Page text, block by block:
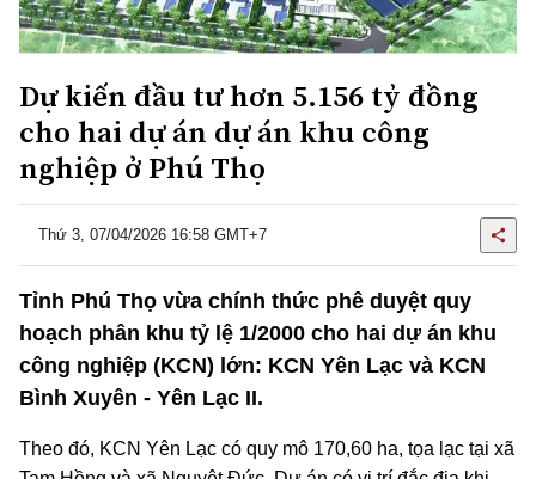
Dự kiến đầu tư hơn 5.156 tỷ đồng
cho hai dự án dự án khu công
nghiệp ở Phú Thọ
Thứ 3, 07/04/2026 16:58 GMT+7
Tỉnh Phú Thọ vừa chính thức phê duyệt quy
hoạch phân khu tỷ lệ 1/2000 cho hai dự án khu
công nghiệp (KCN) lớn: KCN Yên Lạc và KCN
Bình Xuyên - Yên Lạc II.
Theo đó, KCN Yên Lạc có quy mô 170,60 ha, tọa lạc tại xã